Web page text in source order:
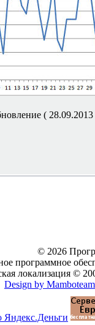
( 28.09.2013
© 2026
программное
локализация ©
Design by